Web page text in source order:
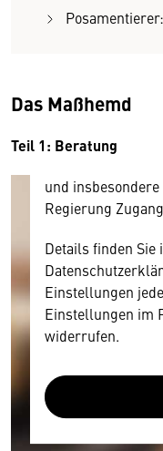
Das Maßhemd
Teil 1: Beratung
Hier würden wir
und
Diese Daten
und
Regierung
Details finden Sie
Einstellungen
Einstellungen im
widerrufen.